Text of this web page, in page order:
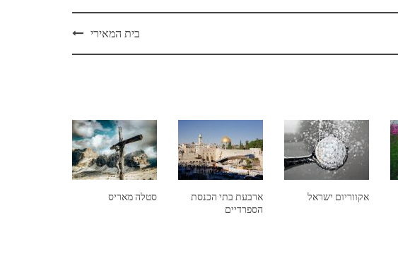
בית המאירי
סטלה מאריס
ארבעת בתי הכנסת
הספרדיים
אקווריום ישראל